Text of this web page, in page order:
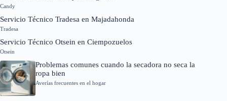
Candy
Servicio Técnico Tradesa en Majadahonda
Tradesa
Servicio Técnico Otsein en Ciempozuelos
Otsein
Problemas comunes cuando la secadora no seca la
ropa bien
Averías frecuentes en el hogar